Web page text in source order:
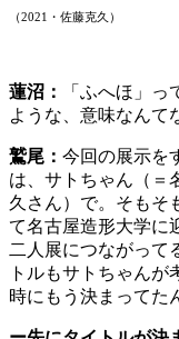
（2021・佐藤克久）
蓮沼：
「ふへほ」
ような、意味なんて
鷲尾： 今回の展示を
は、サトちゃん（＝
久さん）で。そもそ
て名古屋造形大学に
二人展につながっ
トルもサトちゃん
時にもう決まって